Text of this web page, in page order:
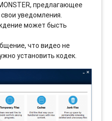
предлагающее
уведомления.
может бысть
что видео не
установить кодек.